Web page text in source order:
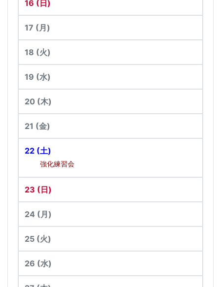
16 (日)
17 (月)
18 (火)
19 (水)
20 (木)
21 (金)
22 (土)
強化練習会
23 (日)
24 (月)
25 (火)
26 (水)